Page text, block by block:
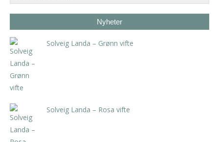
Nyheter
Solveig Landa – Grønn vifte
Solveig Landa – Rosa vifte